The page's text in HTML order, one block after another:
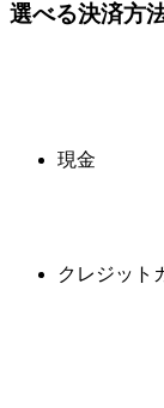
選べる決済方
現金
クレジット